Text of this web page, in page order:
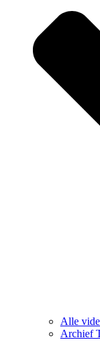
Alle
Archief